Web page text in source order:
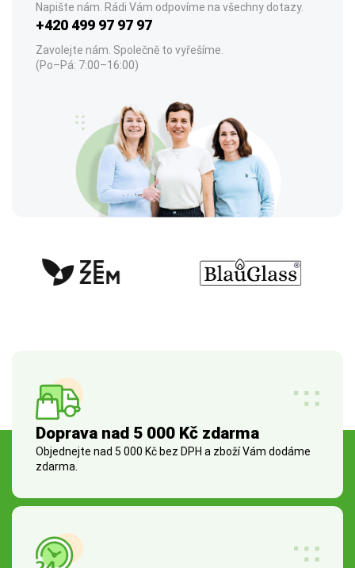
Napište nám. Rádi Vám odpovíme na všechny dotazy.
+420 499 97 97 97
Zavolejte nám. Společně to vyřešíme.
(Po–Pá: 7:00–16:00)
Doprava nad 5 000 Kč zdarma
Objednejte nad 5 000 Kč bez DPH a zboží Vám dodáme
zdarma.